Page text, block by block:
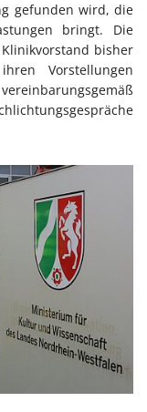
gefunden wird, die
bringt. Die
bisher
Vorstellungen